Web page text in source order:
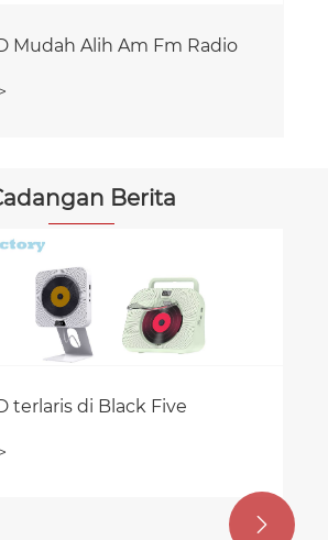
Berita
Pemain CD Kpop
Meningkatkan
Muzik Anda?
